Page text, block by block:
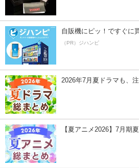
自販機にピッ！ですぐに
（PR）ジハンピ
2026年7月夏ドラマも、
【夏アニメ2026】7月期